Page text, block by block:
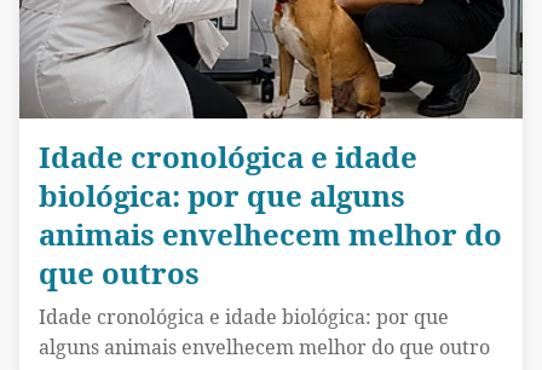
Idade cronológica e idade
biológica: por que alguns
animais envelhecem melhor do
que outros
Idade cronológica e idade biológica: por que
alguns animais envelhecem melhor do que outro